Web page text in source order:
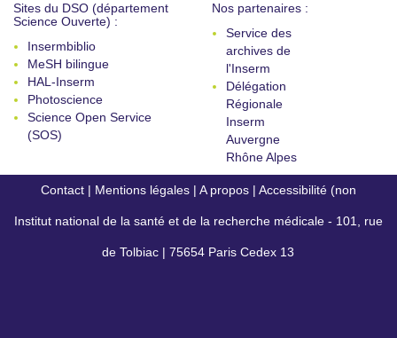
Sites du DSO (département
Science Ouverte) :
Insermbiblio
MeSH bilingue
HAL-Inserm
Photoscience
Science Open Service
(SOS)
Nos partenaires :
Service des
archives de
l'Inserm
Délégation
Régionale
Inserm
Auvergne
Rhône Alpes
Contact | Mentions légales | A propos | Accessibilité (non
conforme)
Institut national de la santé et de la recherche médicale - 101, rue
de Tolbiac | 75654 Paris Cedex 13